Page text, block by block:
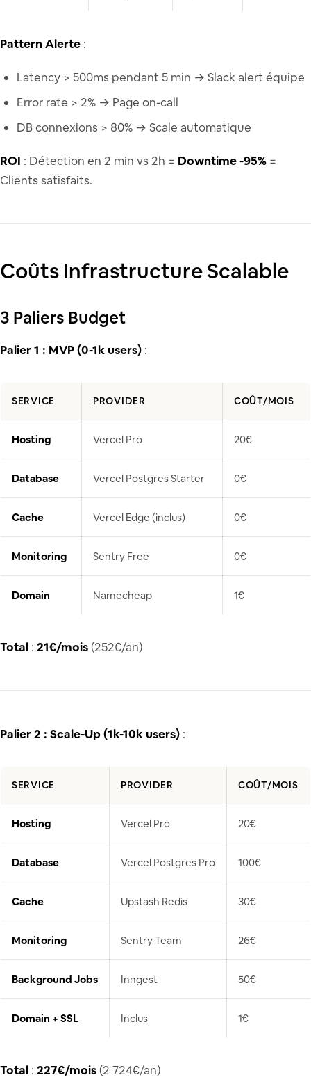
Pattern Alerte :
Latency > 500ms pendant 5 min → Slack alert équipe
Error rate > 2% → Page on-call
DB connexions > 80% → Scale automatique
ROI : Détection en 2 min vs 2h = Downtime -95% =
Clients satisfaits.
Coûts Infrastructure Scalable
3 Paliers Budget
Palier 1 : MVP (0-1k users) :
SERVICE PROVIDER COÛT/MOIS
Hosting Vercel Pro 20€
Database Vercel Postgres Starter 0€
Cache Vercel Edge (inclus) 0€
Monitoring Sentry Free 0€
Domain Namecheap 1€
Total : 21€/mois(252€/an)
Palier 2 : Scale-Up (1k-10k users) :
SERVICE PROVIDER COÛT/MOIS
Hosting Vercel Pro 20€
Database Vercel Postgres Pro 100€
Cache Upstash Redis 30€
Monitoring Sentry Team 26€
Background Jobs Inngest 50€
Domain + SSL Inclus 1€
Total : 227€/mois(2 724€/an)